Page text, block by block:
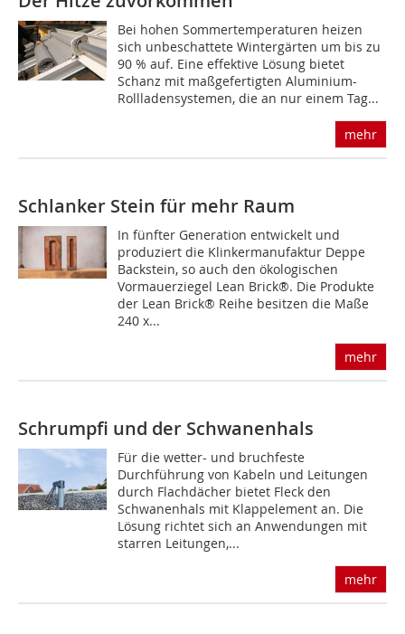
Bei hohen Sommertemperaturen heizen
sich unbeschattete Wintergärten um bis zu
90 % auf. Eine effektive Lösung bietet
Schanz mit maßgefertigten Aluminium-
Rollladensystemen, die an nur einem Tag...
mehr
Schlanker Stein für mehr Raum
In fünfter Generation entwickelt und
produziert die Klinkermanufaktur Deppe
Backstein, so auch den ökologischen
Vormauerziegel Lean Brick®. Die Produkte
der Lean Brick® Reihe besitzen die Maße
240 x...
mehr
Schrumpfi und der Schwanenhals
Für die wetter- und bruchfeste
Durchführung von Kabeln und Leitungen
durch Flachdächer bietet Fleck den
Schwanenhals mit Klappelement an. Die
Lösung richtet sich an Anwendungen mit
starren Leitungen,...
mehr